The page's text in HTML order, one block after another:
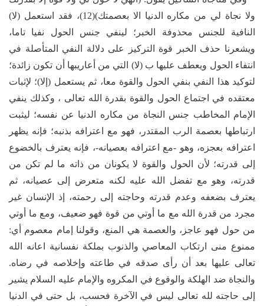
ولا نجاة لي من مكاره الدنيا الا بعصمتك)(12)، فقد استعمل (لا)
النافية للجنس محذوفة الخبر؛ لينفي جنس الحول نفيا تاما،
ويشعرنا حذف الخبر قوة التركيز على دلالة النفي المتأصلة في
انتفاء الحول ويعطف عليها ب (لا) التي من أعاريبها أن تكون زائدة؛
لتوكيد هذا النفي بنفي الحول والقوة معا، ثم يستعمل (إلا)؛ لإثبات
معتقده في اجتماع الحول والقوة بقدرة الله تعالى ، وكذلك ينفي
الإمام المخاطب جنس النجاة من مكاره الدنيا عن نفسه؛ ليثبت
ارتباطها بعصمة الرب المقتدر، فهو مع اعترافه بذنبه؛ فإنه يظهر
اعترافه بعجزه، وهو -مع اعترافه بعصيانه-، فإنه يعترف بالخضوع
إلى قدرته؛ لأن الحول والقوة لا يكونان من ذاته ما لم تكن من
قدرته، وهو مع تفضل الله عليه لكنه متعرض إلى عصيانه، ثم
يعترف بضعفه وعدم قدرته وحاجته إلى رحمته، إذ الإنسان غير
مجرد من قدرة الله مع ما أوتي من قوة فهو ضعيف، ومع ما أوتي
من حول فهو عاجز، والعصمة هي المنع، وقولنا إمام معصوم أي:
ممنوع منى ارتكاب المعاصي والذنوب بملكة نفسانية اعانه الله
تعالى عليها بعد أن رأى صدقه في طاعته وإخلاصه في رضاه.
والنجاة ضد الهلكة والوقوع في المكروه والإمام عليه السلام يشير
إلى حاجته لله تعالى ليس في الآخرة فحسب، بل حتى في الدنيا